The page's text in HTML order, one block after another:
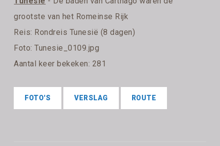
grootste van het Romeinse Rijk
Reis: Rondreis Tunesië (8 dagen)
Foto: Tunesie_0109.jpg
Aantal keer bekeken: 281
FOTO'S VERSLAG ROUTE